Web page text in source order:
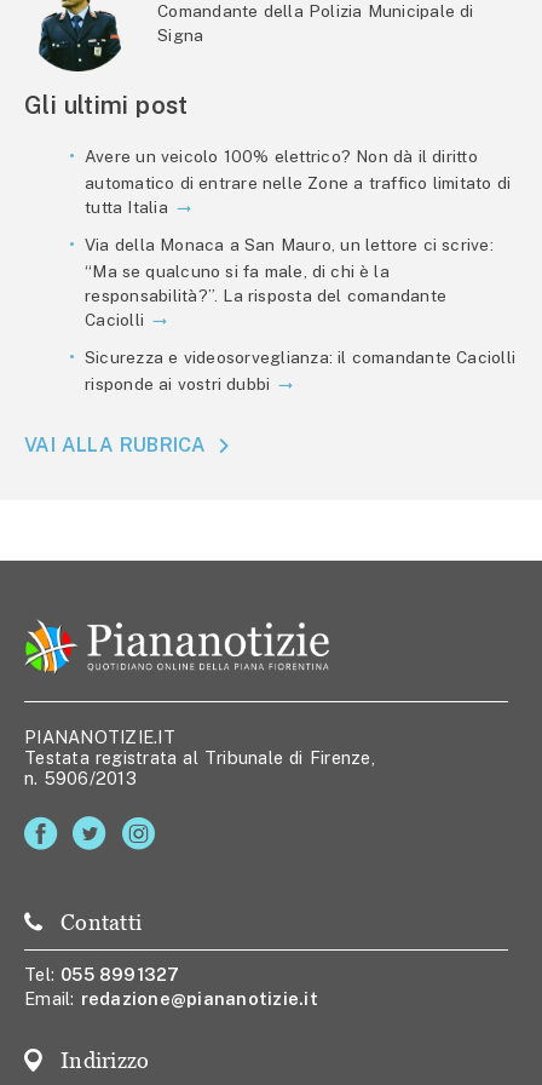
Comandante della Polizia Municipale di
Signa
Gli ultimi post
Avere un veicolo 100% elettrico? Non dà il diritto
automatico di entrare nelle Zone a traffico limitato di
tutta Italia
Via della Monaca a San Mauro, un lettore ci scrive:
“Ma se qualcuno si fa male, di chi è la
responsabilità?”. La risposta del comandante
Caciolli
Sicurezza e videosorveglianza: il comandante Caciolli
risponde ai vostri dubbi
VAI ALLA RUBRICA
PIANANOTIZIE.IT
Testata registrata al Tribunale di Firenze,
n. 5906/2013
Contatti
Tel: 055 8991327
Email: redazione@piananotizie.it
Indirizzo